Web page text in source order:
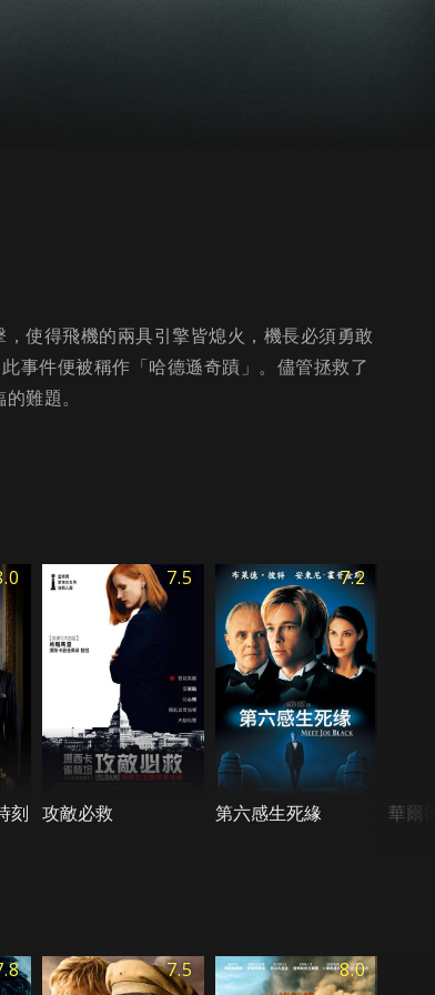
使得飛機的兩具引擎皆熄火，機長必須勇敢
事件便被稱作「哈德遜奇蹟」。儘管拯救了
難題。
刻
7.5
攻敵必救
7.2
第六感生死緣 華爾
7.5 8.0